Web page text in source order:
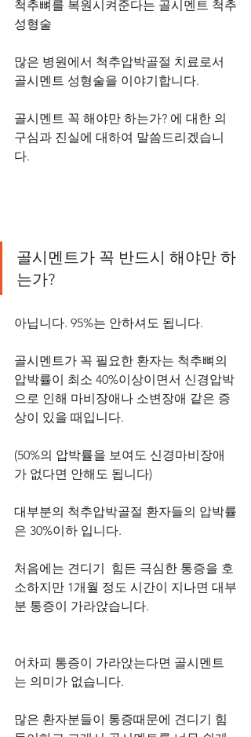
척추뼈를 복원시켜준다는 골시멘트 척추
성형술
많은 병원에서 척추압박골절 치료로서
골시멘트 성형술을 이야기합니다.
골시멘트 꼭 해야만 하는가? 에 대한 의
구심과 진실에 대하여 말씀드리겠습니
다.
골시멘트가 꼭 반드시 해야만 하
는가?
아닙니다. 95%는 안하셔도 됩니다.
골시멘트가 꼭 필요한 환자는 척추뼈의
압박률이 최소 40%이상이면서 신경압박
으로 인해 마비장애나 소변장애 같은 증
상이 있을 때입니다.
(50%의 압박률을 보여도 신경마비장애
가 없다면 안해도 됩니다)
대부분의 척추압박골절 환자들의 압박률
은 30%이하 입니다.
처음에는 견디기  힘든 극심한 통증을 호
소하지만 1개월 정도 시간이 지나면 대부
분 통증이 가라앉습니다.
어차피 통증이 가라앉는다면 골시멘트
는 의미가 없습니다.
많은 환자분들이 통증때문에 견디기 힘